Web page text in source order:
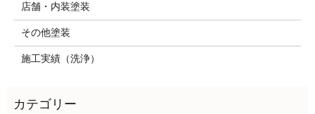
店舗・内装塗装
その他塗装
施工実績（洗浄）